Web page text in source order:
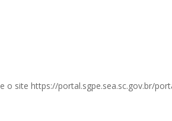
site https://portal.sgpe.sea.sc.gov.br/